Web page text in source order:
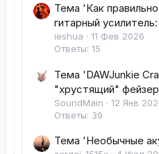
Тема 'Как
гитарный
ieshua
11 Фев 2026
Ответы: 15
Тема 'DAWJunkie
"хрустящий"
SoundMain
12 Янв
Ответы: 39
Тема 'Необычные